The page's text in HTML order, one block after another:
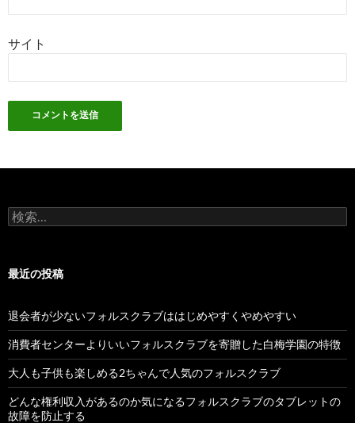
サイト
検
索:
最近の投稿
退会者が少ないフォルスクラブははじめやすくやめやすい
消費者センターよりいいフォルスクラブを寄贈した白梅学園の特徴
大人も子供も楽しめる2ちゃんで人気のフォルスクラブ
どんな権利収入があるのか気になるフォルスクラブのタブレットの
故障を防止する